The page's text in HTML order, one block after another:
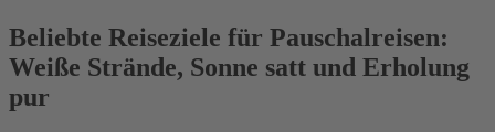
Beliebte Reiseziele für Pauschalreisen:
Weiße Strände, Sonne satt und Erholung
pur